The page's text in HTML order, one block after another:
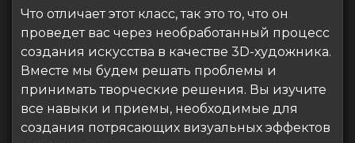
Что отличает этот класс, так это то, что он
проведет вас через необработанный процесс
создания искусства в качестве 3D-художника.
Вместе мы будем решать проблемы и
принимать творческие решения. Вы изучите
все навыки и приемы, необходимые для
создания потрясающих визуальных эффектов